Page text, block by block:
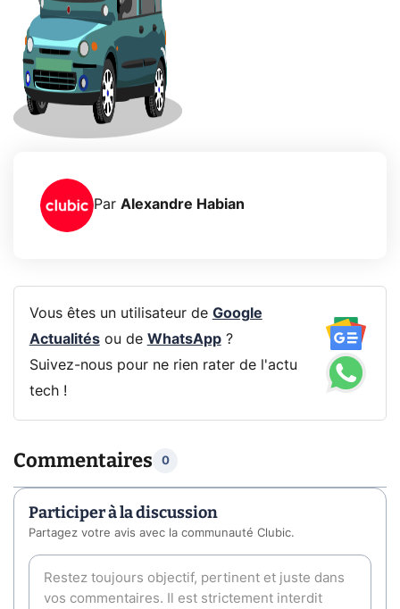
Par Alexandre Habian
Vous êtes un utilisateur de Google
Actualitésou de WhatsApp?
Suivez-nous pour ne rien rater de l'actu
tech !
Commentaires 0
Participer à la discussion
Partagez votre avis avec la communauté Clubic.